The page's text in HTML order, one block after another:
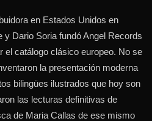
en Estados Unidos en
y Dario Soria fundó Angel Records
el catálogo clásico europeo. No se
la presentación moderna
bilingües ilustrados que hoy son
las lecturas definitivas de
de Maria Callas de ese mismo